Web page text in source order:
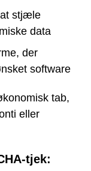
at stjæle
data
der
software
tab,
eller
tjek: